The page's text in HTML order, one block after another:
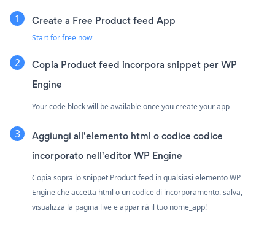
Create a Free Product feed App
Start for free now
Copia Product feed incorpora snippet per WP
Engine
Your code block will be available once you create your app
Aggiungi all'elemento html o codice codice
incorporato nell'editor WP Engine
Copia sopra lo snippet Product feed in qualsiasi elemento WP
Engine che accetta html o un codice di incorporamento. salva,
visualizza la pagina live e apparirà il tuo nome_app!